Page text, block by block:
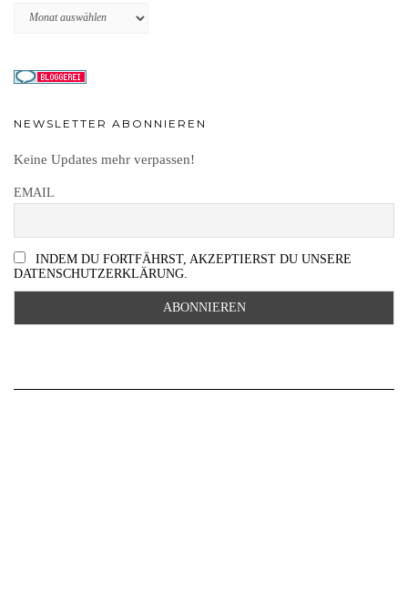
Archiv
NEWSLETTER ABONNIEREN
Keine Updates mehr verpassen!
EMAIL
INDEM DU FORTFÄHRST, AKZEPTIERST DU UNSERE
DATENSCHUTZERKLÄRUNG.